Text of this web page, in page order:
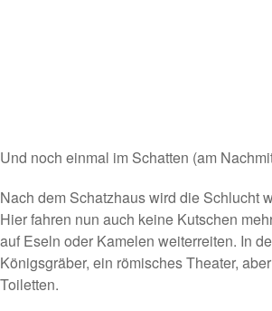
Und noch einmal im Schatten (am
Nach dem Schatzhaus wird die Schlucht
Hier fahren nun auch keine Kutschen
auf Eseln oder Kamelen weiterreiten. In
Königsgräber, ein römisches Theater,
Toiletten.